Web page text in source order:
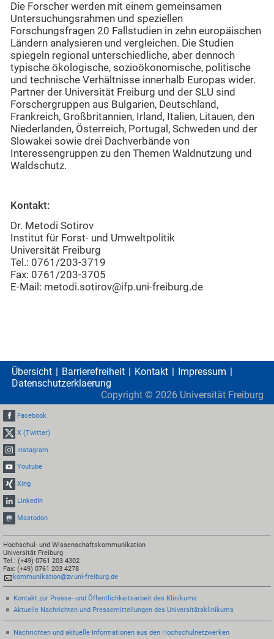
Die Forscher werden mit einem gemeinsamen
Untersuchungsrahmen und speziellen
Forschungsfragen 20 Fallstudien in zehn europäischen
Ländern analysieren und vergleichen. Die Studien
spiegeln regional unterschiedliche, aber dennoch
typische ökologische, sozioökonomische, politische
und technische Verhältnisse innerhalb Europas wider.
Partner der Universität Freiburg und der SLU sind
Forschergruppen aus Bulgarien, Deutschland,
Frankreich, Großbritannien, Irland, Italien, Litauen, den
Niederlanden, Österreich, Portugal, Schweden und der
Slowakei sowie drei Dachverbände von
Interessengruppen zu den Themen Waldnutzung und
Waldschutz.
Kontakt:
Dr. Metodi Sotirov
Institut für Forst- und Umweltpolitik
Universität Freiburg
Tel.: 0761/203-3719
Fax: 0761/203-3705
E-Mail: metodi.sotirov@ifp.uni-freiburg.de
Übersicht Barrierefreiheit Kontakt
Impressum
Datenschutzerklaerung
Copyright © 2026 Universität Freiburg
Facebook
X (Twitter)
Instagram
Youtube
Xing
LinkedIn
Mastodon
Hochschul- und Wissenschaftskommunikation
Universität Freiburg
Tel.: (+49) 0761 203 4302
Fax: (+49) 0761 203 4278
kommunikation@zv.uni-freiburg.de
Kontakt zur Presse- und Öffentlichkeitsarbeit des Klinikums
Aktuelle Nachrichten und Pressemitteilungen des Universitätsklinikums
Nachrichten und aktuelle Informationen aus den Hochschulnetzwerken